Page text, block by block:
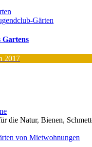
Gärten
Gartens
2017
die Natur, Bienen,
von Mietwohnungen